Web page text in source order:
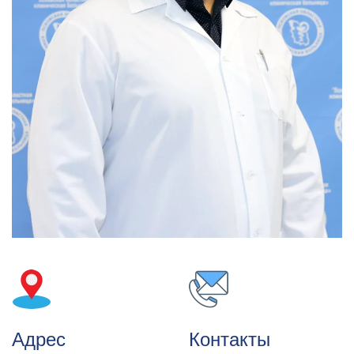
Адрес Контакты